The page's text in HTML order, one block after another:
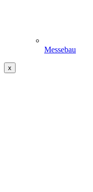
Messebau
x